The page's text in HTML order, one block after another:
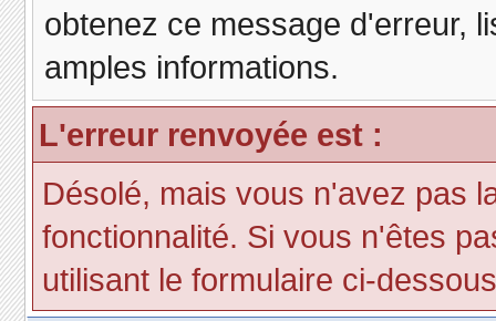
obtenez ce message d'erreur,
amples informations.
L'erreur renvoyée est :
Désolé, mais vous n'avez pas
fonctionnalité. Si vous n'êtes
utilisant le formulaire ci-